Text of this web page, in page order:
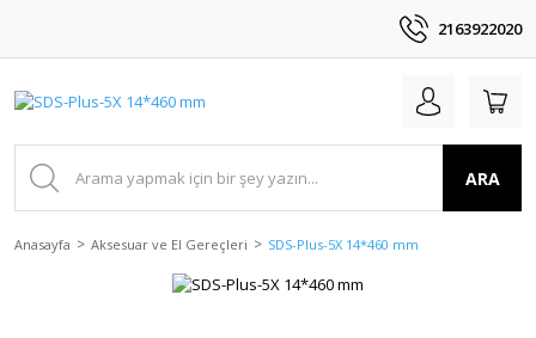
2163922020
ARA
Anasayfa Aksesuar ve El Gereçleri SDS-Plus-5X 14*460 mm